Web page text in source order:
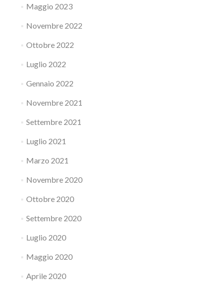
Maggio 2023
Novembre 2022
Ottobre 2022
Luglio 2022
Gennaio 2022
Novembre 2021
Settembre 2021
Luglio 2021
Marzo 2021
Novembre 2020
Ottobre 2020
Settembre 2020
Luglio 2020
Maggio 2020
Aprile 2020